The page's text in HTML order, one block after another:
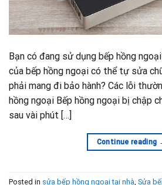
Bạn có đang sử dụng bếp hồng
của bếp hồng ngoại có thể tự sửa
phải mang đi bảo hành? Các lỗi
hồng ngoại Bếp hồng ngoại bị chập
sau vài phút […]
Continue reading
Posted in sửa bếp hồng ngoại tại nhà, Sửa